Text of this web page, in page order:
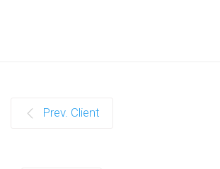
Prev. Client